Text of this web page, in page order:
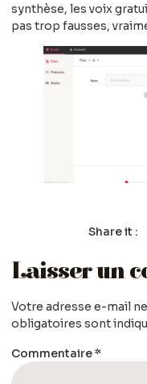
synthèse, les voix
pas trop fausses,
Share it :
Laisser un
Votre adresse e-mail
obligatoires sont
Commentaire*